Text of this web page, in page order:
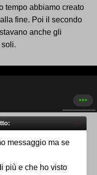
tempo abbiamo creato
fine. Poi il secondo
anche gli
messaggio ma se
più e che ho visto